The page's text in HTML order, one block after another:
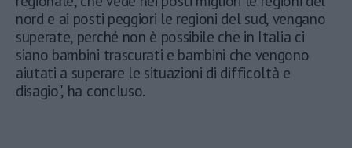
nord e ai posti peggiori le regioni del sud, vengano
superate, perché non è possibile che in Italia ci
siano bambini trascurati e bambini che vengono
aiutati a superare le situazioni di difficoltà e
disagio", ha concluso.